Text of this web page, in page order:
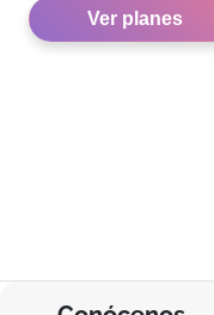
Ver planes